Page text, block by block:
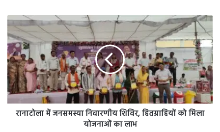
रानाटोला
में
जनसमस्या
निवारणीय
शिविर,
हितग्राहियों
को
मिला
योजनाओं
कारानाटोला में जनसमस्या निवारणीय शिविर, हितग्राहियों को मिला
योजनाओं का लाभ